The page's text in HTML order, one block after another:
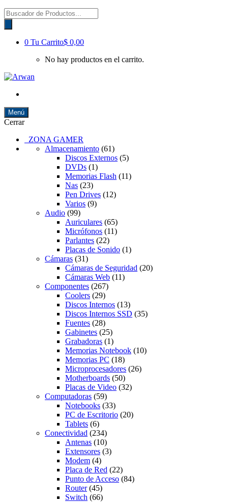
Búsqueda
de
productos
0 Tu Carrito$ 0,00
No hay productos en el carrito.
Menú
Cerrar
ZONA GAMER
Almacenamiento (61)
Discos Externos (5)
DVDs (1)
Memorias Flash (11)
Nas (23)
Pen Drives (12)
Varios (9)
Audio (99)
Auriculares (65)
Micrófonos (11)
Parlantes (22)
Placas de Sonido (1)
Cámaras (31)
Cámaras de Seguridad (20)
Cámaras Web (11)
Componentes (267)
Coolers (29)
Discos Internos (13)
Discos Internos SSD (35)
Fuentes (28)
Gabinetes (25)
Grabadoras (1)
Memorias Notebook (10)
Memorias PC (18)
Microprocesadores (26)
Motherboards (50)
Placas de Video (32)
Computadoras (59)
Notebooks (33)
PC de Escritorio (20)
Tablets (6)
Conectividad (234)
Antenas (10)
Extensores (3)
Modem (4)
Placa de Red (22)
Punto de Acceso (84)
Router (45)
Switch (66)